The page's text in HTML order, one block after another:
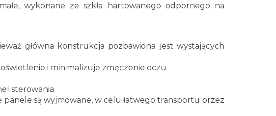
wykonane ze szkła hartowanego odpornego na
główna konstrukcja pozbawiona jest wystających
i minimalizuje zmęczenie oczu
sterowania
panele są wyjmowane, w celu łatwego transportu przez